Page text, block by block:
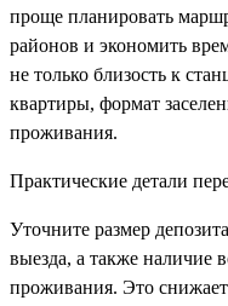
проще планировать
районов и экономить
не только близость к
квартиры, формат
проживания.
Практические детали
Уточните размер
выезда, а также наличие
проживания. Это